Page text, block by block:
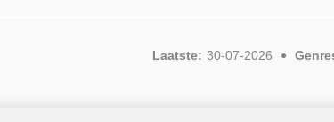
Laatste: 30-07-2026